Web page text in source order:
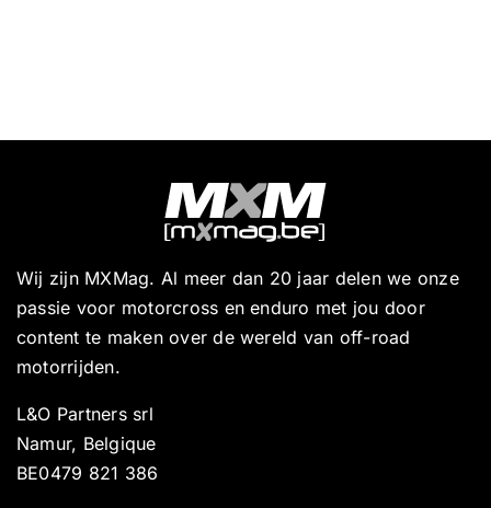
Wij zijn MXMag. Al meer dan 20 jaar delen we onze
passie voor motorcross en enduro met jou door
content te maken over de wereld van off-road
motorrijden.
L&O Partners srl
Namur, Belgique
BE0479 821 386